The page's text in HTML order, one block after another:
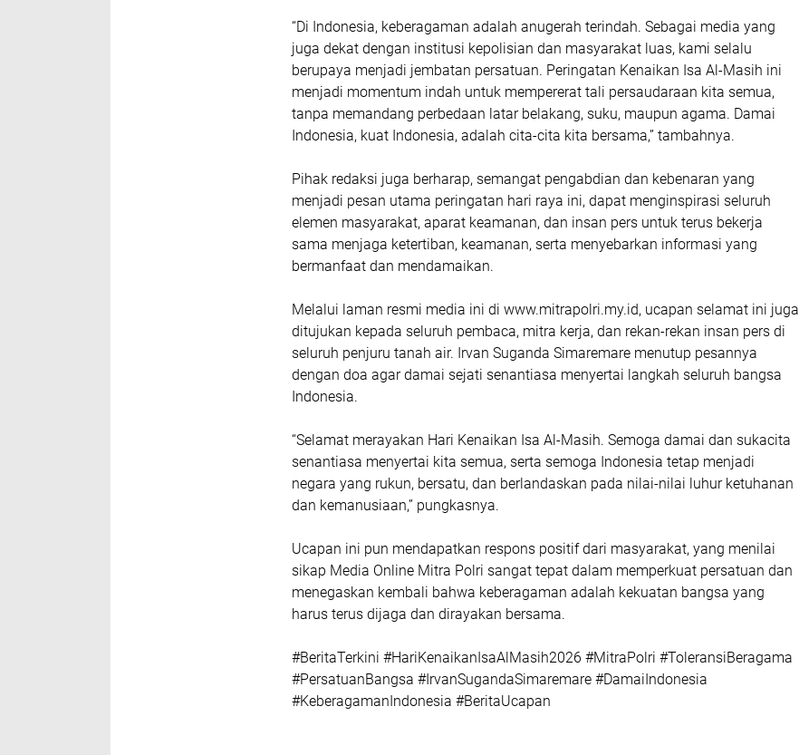
“Di Indonesia, keberagaman adalah anugerah terindah. Sebagai media yang
juga dekat dengan institusi kepolisian dan masyarakat luas, kami selalu
berupaya menjadi jembatan persatuan. Peringatan Kenaikan Isa Al-Masih ini
menjadi momentum indah untuk mempererat tali persaudaraan kita semua,
tanpa memandang perbedaan latar belakang, suku, maupun agama. Damai
Indonesia, kuat Indonesia, adalah cita-cita kita bersama,” tambahnya.
Pihak redaksi juga berharap, semangat pengabdian dan kebenaran yang
menjadi pesan utama peringatan hari raya ini, dapat menginspirasi seluruh
elemen masyarakat, aparat keamanan, dan insan pers untuk terus bekerja
sama menjaga ketertiban, keamanan, serta menyebarkan informasi yang
bermanfaat dan mendamaikan.
Melalui laman resmi media ini di www.mitrapolri.my.id, ucapan selamat ini juga
ditujukan kepada seluruh pembaca, mitra kerja, dan rekan-rekan insan pers di
seluruh penjuru tanah air. Irvan Suganda Simaremare menutup pesannya
dengan doa agar damai sejati senantiasa menyertai langkah seluruh bangsa
Indonesia.
“Selamat merayakan Hari Kenaikan Isa Al-Masih. Semoga damai dan sukacita
senantiasa menyertai kita semua, serta semoga Indonesia tetap menjadi
negara yang rukun, bersatu, dan berlandaskan pada nilai-nilai luhur ketuhanan
dan kemanusiaan,” pungkasnya.
Ucapan ini pun mendapatkan respons positif dari masyarakat, yang menilai
sikap Media Online Mitra Polri sangat tepat dalam memperkuat persatuan dan
menegaskan kembali bahwa keberagaman adalah kekuatan bangsa yang
harus terus dijaga dan dirayakan bersama.
#BeritaTerkini #HariKenaikanIsaAlMasih2026 #MitraPolri #ToleransiBeragama
#PersatuanBangsa #IrvanSugandaSimaremare #DamaiIndonesia
#KeberagamanIndonesia #BeritaUcapan